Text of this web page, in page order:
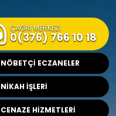
ÇAĞRI MERKEZİ
0(376) 766 10 18
NÖBETÇİ ECZANELER
NİKAH İŞLERİ
CENAZE HİZMETLERİ